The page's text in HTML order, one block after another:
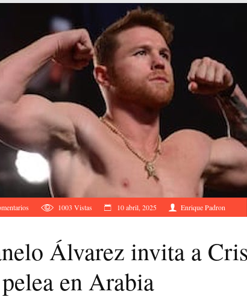
1003 Vistas 10 abril, 2025 Enrique Padron
Álvarez invita a
en Arabia